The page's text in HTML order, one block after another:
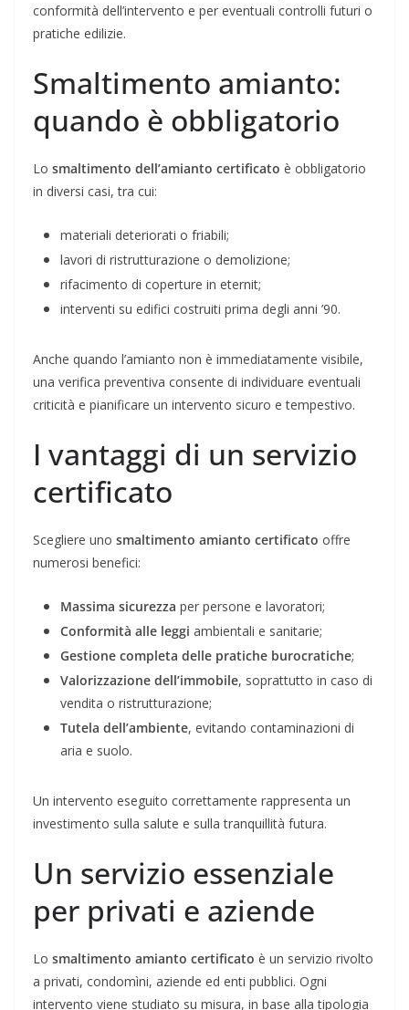
conformità dell’intervento e per eventuali controlli futuri o
pratiche edilizie.
Smaltimento amianto:
quando è obbligatorio
Lo smaltimento dell’amianto certificato è obbligatorio
in diversi casi, tra cui:
materiali deteriorati o friabili;
lavori di ristrutturazione o demolizione;
rifacimento di coperture in eternit;
interventi su edifici costruiti prima degli anni ’90.
Anche quando l’amianto non è immediatamente visibile,
una verifica preventiva consente di individuare eventuali
criticità e pianificare un intervento sicuro e tempestivo.
I vantaggi di un servizio
certificato
Scegliere uno smaltimento amianto certificato offre
numerosi benefici:
Massima sicurezza per persone e lavoratori;
Conformità alle leggi ambientali e sanitarie;
Gestione completa delle pratiche burocratiche;
Valorizzazione dell’immobile, soprattutto in caso di
vendita o ristrutturazione;
Tutela dell’ambiente, evitando contaminazioni di
aria e suolo.
Un intervento eseguito correttamente rappresenta un
investimento sulla salute e sulla tranquillità futura.
Un servizio essenziale
per privati e aziende
Lo smaltimento amianto certificato è un servizio rivolto
a privati, condomìni, aziende ed enti pubblici. Ogni
intervento viene studiato su misura, in base alla tipologia